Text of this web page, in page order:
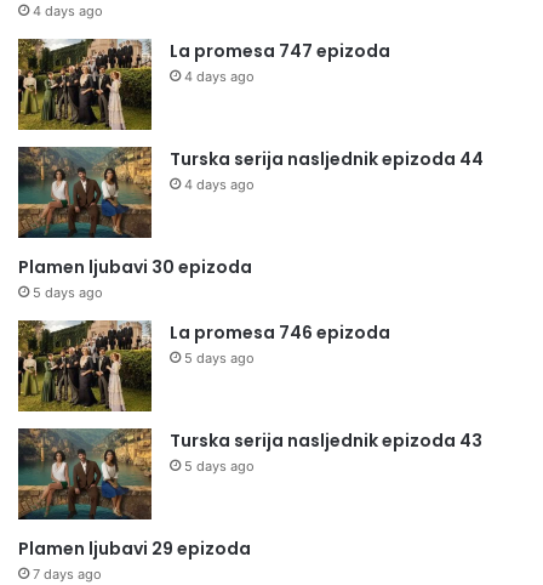
4 days ago
La promesa 747 epizoda
4 days ago
Turska serija nasljednik epizoda 44
4 days ago
Plamen ljubavi 30 epizoda
5 days ago
La promesa 746 epizoda
5 days ago
Turska serija nasljednik epizoda 43
5 days ago
Plamen ljubavi 29 epizoda
7 days ago